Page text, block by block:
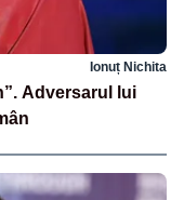
Ionuț Nichita
Adversarul lui